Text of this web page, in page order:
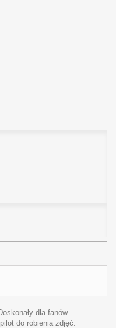
dla fanów
do robienia zdjęć.